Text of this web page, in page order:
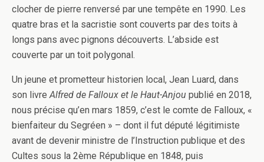
clocher de pierre renversé par une tempête en 1990. Les
quatre bras et la sacristie sont couverts par des toits à
longs pans avec pignons découverts. L’abside est
couverte par un toit polygonal.
Un jeune et prometteur historien local, Jean Luard, dans
son livre Alfred de Falloux et le Haut-Anjou publié en 2018,
nous précise qu’en mars 1859, c’est le comte de Falloux, «
bienfaiteur du Segréen » – dont il fut député légitimiste
avant de devenir ministre de l’Instruction publique et des
Cultes sous la 2ème République en 1848, puis